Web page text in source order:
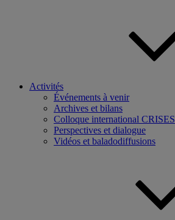
Activités
Événements à venir
Archives et bilans
Colloque international CRISES
Perspectives et dialogue
Vidéos et baladodiffusions